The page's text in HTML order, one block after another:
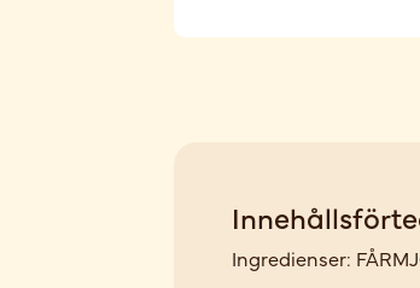
Ingredienser: